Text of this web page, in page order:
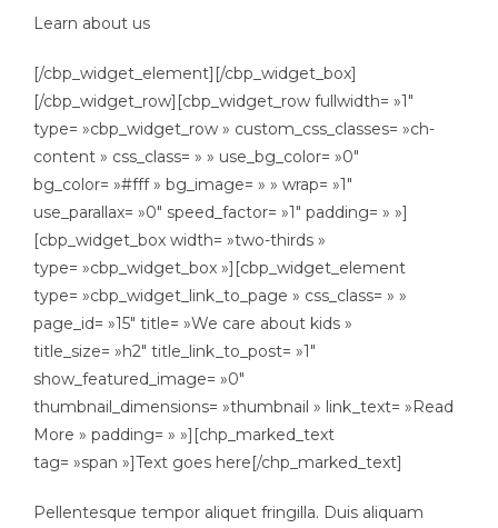
Learn about us
[/cbp_widget_element][/cbp_widget_box]
[/cbp_widget_row][cbp_widget_row fullwidth= »1″
type= »cbp_widget_row » custom_css_classes= »ch-
content » css_class= » » use_bg_color= »0″
bg_color= »#fff » bg_image= » » wrap= »1″
use_parallax= »0″ speed_factor= »1″ padding= » »]
[cbp_widget_box width= »two-thirds »
type= »cbp_widget_box »][cbp_widget_element
type= »cbp_widget_link_to_page » css_class= » »
page_id= »15″ title= »We care about kids »
title_size= »h2″ title_link_to_post= »1″
show_featured_image= »0″
thumbnail_dimensions= »thumbnail » link_text= »Read
More » padding= » »][chp_marked_text
tag= »span »]Text goes here[/chp_marked_text]
Pellentesque tempor aliquet fringilla. Duis aliquam